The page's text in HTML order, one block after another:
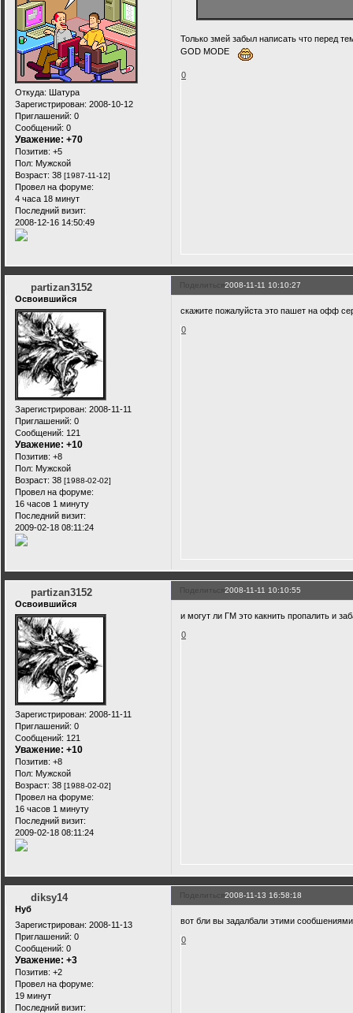
Откуда: Шатура
Зарегистрирован: 2008-10-12
Приглашений: 0
Сообщений: 0
Уважение: +70
Позитив: +5
Пол: Мужской
Возраст: 38 [1987-11-12]
Провел на форуме:
4 часа 18 минут
Последний визит:
2008-12-16 14:50:49
Только змей забыл написать что перед
GOD MODE
0
Поделиться2008-11-11 10:10:27
partizan3152
Освоившийся
Зарегистрирован: 2008-11-11
Приглашений: 0
Сообщений: 121
Уважение: +10
Позитив: +8
Пол: Мужской
Возраст: 38 [1988-02-02]
Провел на форуме:
16 часов 1 минуту
Последний визит:
2009-02-18 08:11:24
скажите пожалуйста это пашет на офф
0
Поделиться2008-11-11 10:10:55
partizan3152
Освоившийся
Зарегистрирован: 2008-11-11
Приглашений: 0
Сообщений: 121
Уважение: +10
Позитив: +8
Пол: Мужской
Возраст: 38 [1988-02-02]
Провел на форуме:
16 часов 1 минуту
Последний визит:
2009-02-18 08:11:24
и могут ли ГМ это какнить пропалить и
0
Поделиться2008-11-13 16:58:18
diksy14
Нуб
Зарегистрирован: 2008-11-13
Приглашений: 0
Сообщений: 0
Уважение: +3
Позитив: +2
Провел на форуме:
19 минут
Последний визит:
вот бли вы задалбали этими сообшениями
0